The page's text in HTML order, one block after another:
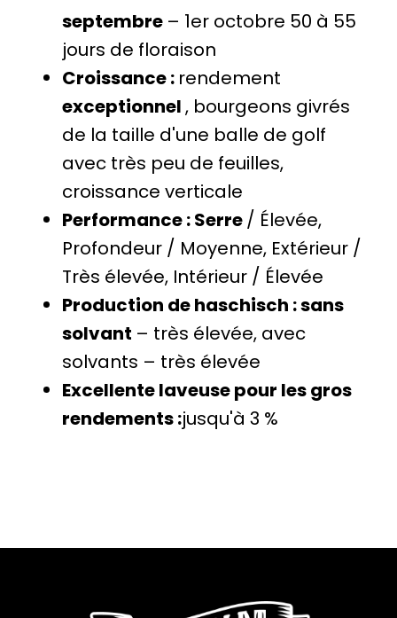
septembre – 1er octobre 50 à 55
jours de floraison
Croissance : rendement
exceptionnel, bourgeons givrés
de la taille d'une balle de golf
avec très peu de feuilles,
croissance verticale
Performance : Serre/ Élevée,
Profondeur / Moyenne, Extérieur /
Très élevée, Intérieur / Élevée
Production de haschisch : sans
solvant – très élevée, avec
solvants – très élevée
Excellente laveuse pour les gros
rendements :jusqu'à 3 %